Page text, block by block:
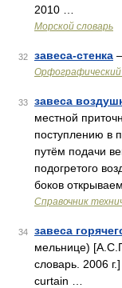
2010 …
Морской словарь
32 завеса-стенка
Орфографический
33 завеса
местной
поступлению в
путём подачи
подогретого
боков
Справочник
34 завеса
мельнице)
словарь. 2006
curtain …